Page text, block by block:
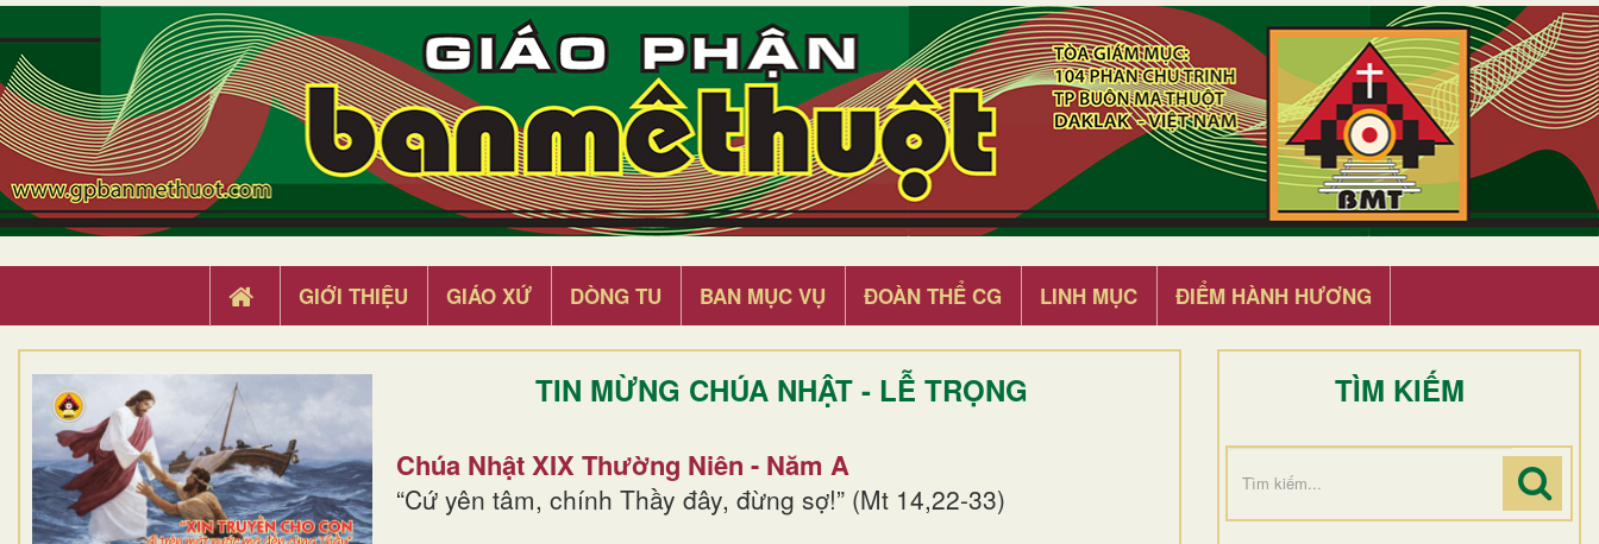
GIỚI THIỆU GIÁO XỨ DÒNG TU BAN MỤC VỤ ĐOÀN THỂ CG LINH MỤC ĐIỂM HÀNH HƯƠNG
TIN MỪNG CHÚA NHẬT - LỄ TRỌNG
Chúa Nhật XIX Thường Niên - Năm A
“Cứ yên tâm, chính Thầy đây, đừng sợ!” (Mt 14,22-33)
TÌM KIẾM